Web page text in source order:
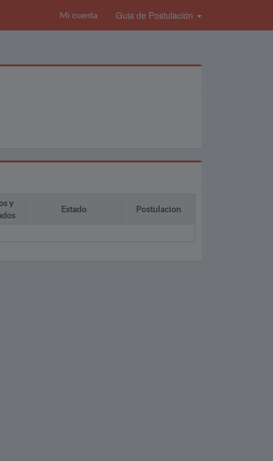
Mi cuenta Guia de Postulación
y
Estado Postulacion